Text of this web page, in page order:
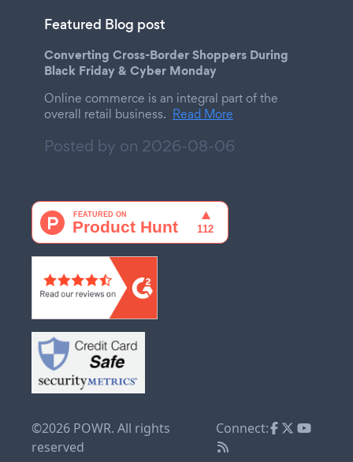
Featured Blog post
Converting Cross-Border Shoppers During
Black Friday & Cyber Monday
Online commerce is an integral part of the
overall retail business. Read More
Posted by on 2026-08-06
©2026 POWR. All rights
reserved
Connect: